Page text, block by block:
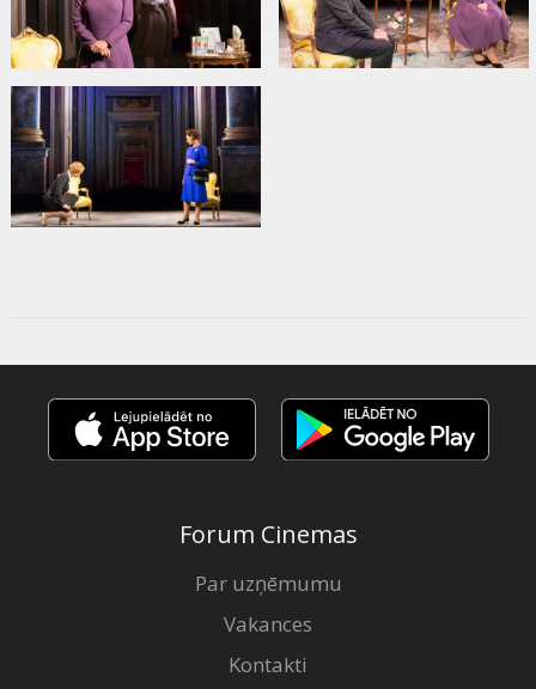
Forum Cinemas
Par uzņēmumu
Vakances
Kontakti